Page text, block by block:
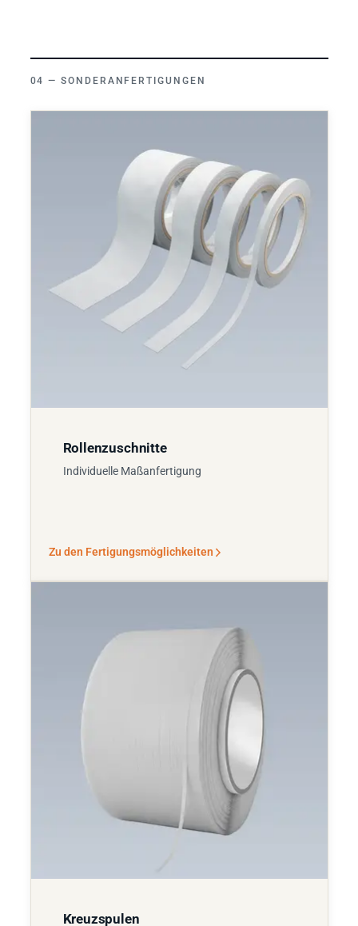
SONDERANFERTIGUNGEN
Rollenzuschnitte
Individuelle Maßanfertigung
Zu den Fertigungsmöglichkeiten
Kreuzspulen